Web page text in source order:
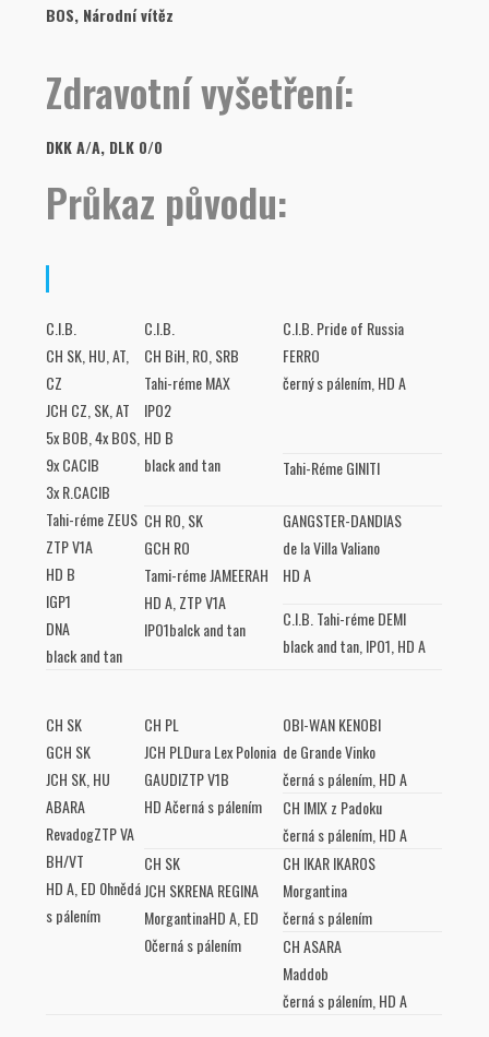
BOS, Národní vítěz
Zdravotní vyšetření:
DKK A/A, DLK 0/0
Průkaz původu:
C.I.B.
CH SK, HU, AT,
CZ
JCH CZ, SK, AT
5x BOB, 4x BOS,
9x CACIB
3x R.CACIB
Tahi-réme ZEUS
ZTP V1A
HD B
IGP1
DNA
black and tan
C.I.B.
CH BiH, RO, SRB
Tahi-réme MAX
IPO2
HD B
black and tan
C.I.B. Pride of Russia
FERRO
černý s pálením, HD A
Tahi-Réme GINITI
CH RO, SK
GCH RO
Tami-réme JAMEERAH
HD A, ZTP V1A
IPO1balck and tan
GANGSTER-DANDIAS
de la Villa Valiano
HD A
C.I.B. Tahi-réme DEMI
black and tan, IPO1, HD A
CH SK
GCH SK
JCH SK, HU
ABARA
RevadogZTP VA
BH/VT
HD A, ED 0hnědá
s pálením
CH PL
JCH PLDura Lex Polonia
GAUDIZTP V1B
HD Ačerná s pálením
OBI-WAN KENOBI
de Grande Vinko
černá s pálením, HD A
CH IMIX z Padoku
černá s pálením, HD A
CH SK
JCH SKRENA REGINA
MorgantinaHD A, ED
0černá s pálením
CH IKAR IKAROS
Morgantina
černá s pálením
CH ASARA
Maddob
černá s pálením, HD A